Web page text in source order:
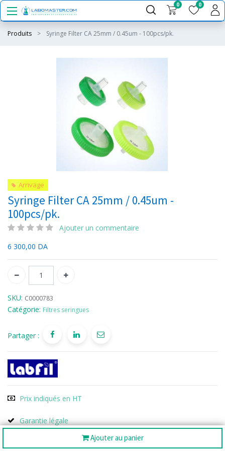
0 0
Produits Syringe Filter CA 25mm / 0.45um - 100pcs/pk.
Ajouter au panier
Arrivage
Syringe Filter CA 25mm / 0.45um -
100pcs/pk.
Ajouter un commentaire
6 300,00 DA
SKU: C0000783
Catégorie: Filtres seringues
Partager :
Prix indiqués en HT
Garantie légale